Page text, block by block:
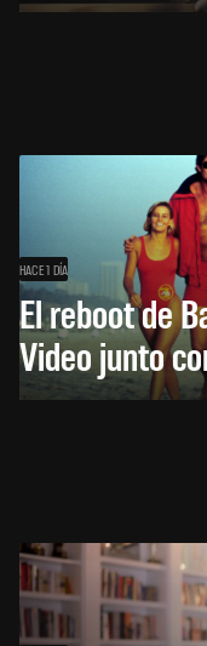
HACE 1 DÍA
El reboot de
Video junto